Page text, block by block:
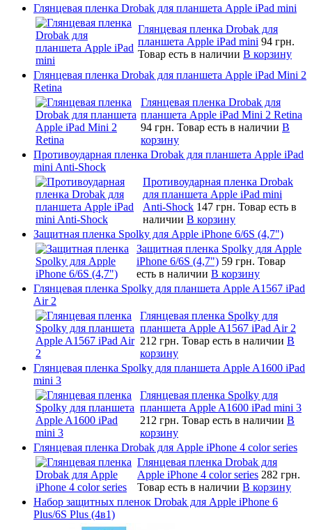
Глянцевая пленка Drobak для планшета Apple iPad mini
Глянцевая пленка Drobak для
планшета Apple iPad mini 94 грн.
Товар есть в наличии В корзину
Глянцевая пленка Drobak для планшета Apple iPad Mini 2
Retina
Глянцевая пленка Drobak для
планшета Apple iPad Mini 2 Retina
94 грн. Товар есть в наличии В
корзину
Противоударная пленка Drobak для планшета Apple iPad
mini Anti-Shock
Противоударная пленка Drobak
для планшета Apple iPad mini
Anti-Shock 147 грн. Товар есть в
наличии В корзину
Защитная пленка Spolky для Apple iPhone 6/6S (4,7")
Защитная пленка Spolky для Apple
iPhone 6/6S (4,7") 59 грн. Товар
есть в наличии В корзину
Глянцевая пленка Spolky для планшета Apple A1567 iPad
Air 2
Глянцевая пленка Spolky для
планшета Apple A1567 iPad Air 2
212 грн. Товар есть в наличии В
корзину
Глянцевая пленка Spolky для планшета Apple A1600 iPad
mini 3
Глянцевая пленка Spolky для
планшета Apple A1600 iPad mini 3
212 грн. Товар есть в наличии В
корзину
Глянцевая пленка Drobak для Apple iPhone 4 color series
Глянцевая пленка Drobak для
Apple iPhone 4 color series 282 грн.
Товар есть в наличии В корзину
Набор защитных пленок Drobak для Apple iPhone 6
Plus/6S Plus (4в1)